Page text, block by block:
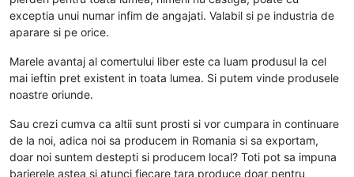
exceptia unui numar infim de angajati. Valabil si pe industria de
aparare si pe orice.
Marele avantaj al comertului liber este ca luam produsul la cel
mai ieftin pret existent in toata lumea. Si putem vinde produsele
noastre oriunde.
Sau crezi cumva ca altii sunt prosti si vor cumpara in continuare
de la noi, adica noi sa producem in Romania si sa exportam,
doar noi suntem destepti si producem local? Toti pot sa impuna
barierele astea si atunci fiecare tara produce doar pentru